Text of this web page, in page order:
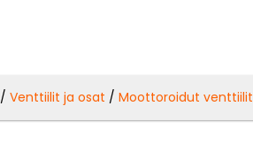
/Venttiilit ja osat /Moottoroidut